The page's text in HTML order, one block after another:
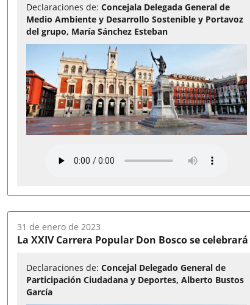
Declaraciones de:Concejala Delegada General de
Medio Ambiente y Desarrollo Sostenible y Portavoz
del grupo, María Sánchez Esteban
Fecha
del
31 de enero de 2023
La XXIV Carrera Popular Don Bosco se
Declaraciones de:Concejal Delegado General de
Participación Ciudadana y Deportes, Alberto Bustos
García